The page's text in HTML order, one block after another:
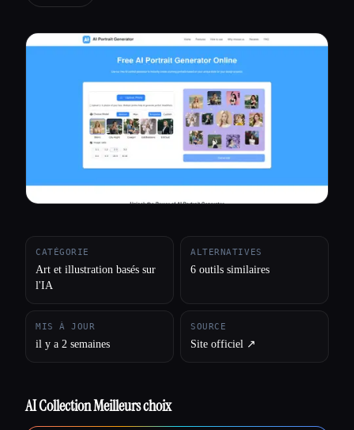
Toutes les catégories
CATÉGORIE
Art et illustration basés sur
l'IA
ALTERNATIVES
6 outils similaires
MIS À JOUR
il y a 2 semaines
SOURCE
Site officiel ↗︎
AI Collection Meilleurs choix